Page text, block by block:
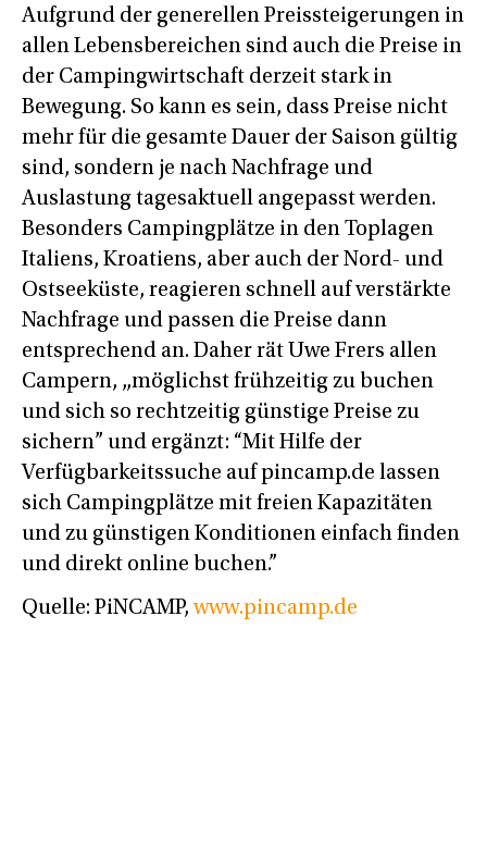
Aufgrund der generellen Preissteigerungen in
allen Lebensbereichen sind auch die Preise in
der Campingwirtschaft derzeit stark in
Bewegung. So kann es sein, dass Preise nicht
mehr für die gesamte Dauer der Saison gültig
sind, sondern je nach Nachfrage und
Auslastung tagesaktuell angepasst werden.
Besonders Campingplätze in den Toplagen
Italiens, Kroatiens, aber auch der Nord- und
Ostseeküste, reagieren schnell auf verstärkte
Nachfrage und passen die Preise dann
entsprechend an. Daher rät Uwe Frers allen
Campern, „möglichst frühzeitig zu buchen
und sich so rechtzeitig günstige Preise zu
sichern” und ergänzt: “Mit Hilfe der
Verfügbarkeitssuche auf pincamp.de lassen
sich Campingplätze mit freien Kapazitäten
und zu günstigen Konditionen einfach finden
und direkt online buchen.”
Quelle: PiNCAMP,www.pincamp.de